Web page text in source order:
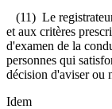
(11) Le
et aux critères
d'examen de la
personnes qui
décision d'aviser ou
Idem